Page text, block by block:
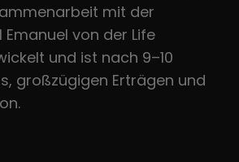
mit der
von der Life
und ist nach 9–10
großzügigen Erträgen und